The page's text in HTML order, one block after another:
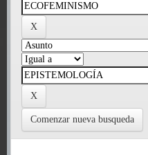
Comenzar nueva busqueda